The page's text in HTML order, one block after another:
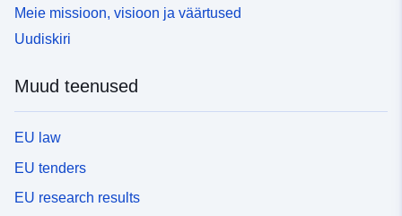
Meie missioon, visioon ja väärtused
Uudiskiri
Muud teenused
EU law
EU tenders
EU research results